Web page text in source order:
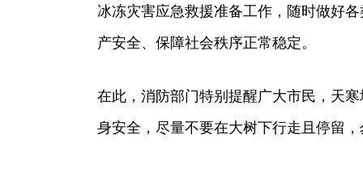
冰冻灾害应急救援准备工作，随时做好
产安全、保障社会秩序正常稳定。
在此，消防部门特别提醒广大市民，天
身安全，尽量不要在大树下行走且停留